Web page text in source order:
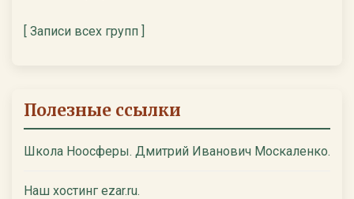
[ Записи всех групп ]
Полезные ссылки
Школа Ноосферы. Дмитрий Иванович Москаленко.
Наш хостинг ezar.ru.